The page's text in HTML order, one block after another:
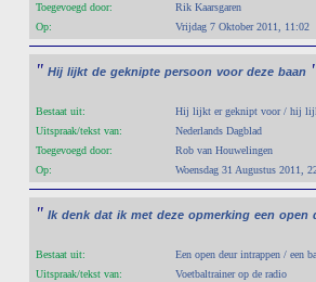
Toegevoegd door:
Rik Kaarsgaren
Op:
Vrijdag 7 Oktober 2011, 11:02
" Hij lijkt de geknipte persoon voor deze baan
Bestaat uit:
Hij lijkt er geknipt voor / hij
Uitspraak/tekst van:
Nederlands Dagblad
Toegevoegd door:
Rob van Houwelingen
Op:
Woensdag 31 Augustus 2011,
" Ik denk dat ik met deze opmerking een open
Bestaat uit:
Een open deur intrappen / een
Uitspraak/tekst van:
Voetbaltrainer op de radio